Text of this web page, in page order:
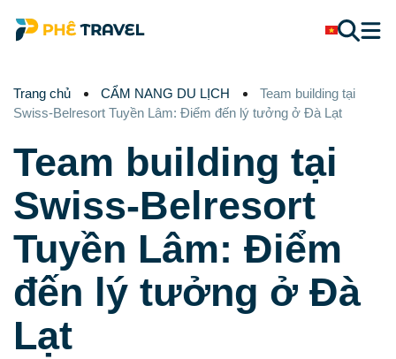
Trang chủ CẨM NANG DU LỊCH
Team building tại
Swiss-Belresort Tuyền Lâm: Điểm đến lý tưởng ở Đà Lạt
Team building tại
Swiss-Belresort
Tuyền Lâm: Điểm
đến lý tưởng ở Đà
Lạt